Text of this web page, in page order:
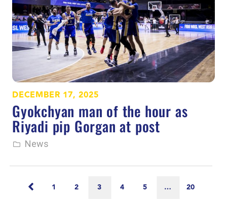
DECEMBER 17, 2025
Gyokchyan man of the hour as
Riyadi pip Gorgan at post
News
1 2 3 4 5 … 20